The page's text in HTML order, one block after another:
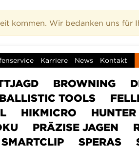
kommen. Wir bedanken uns für
Karriere News Kontakt
BROWNING
TOOLS
HIKMICRO
HUNTER
PRÄZISE JAGEN
SMARTCLIP SPERAS